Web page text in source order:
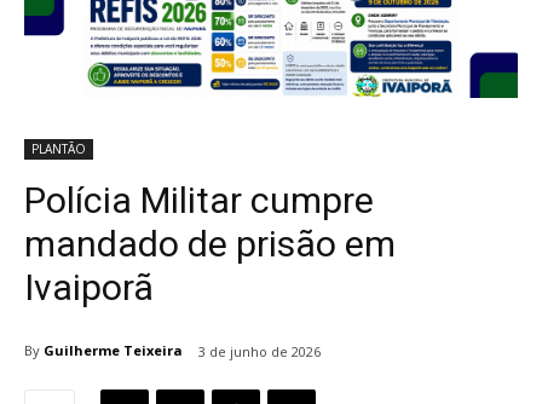
PLANTÃO
Polícia Militar cumpre
mandado de prisão em
Ivaiporã
By Guilherme Teixeira 3 de junho de 2026